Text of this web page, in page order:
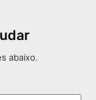
abaixo.